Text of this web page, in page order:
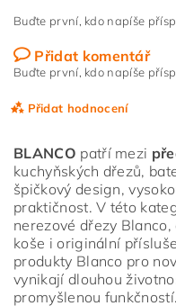
Buďte první, kdo napíše
Přidat komentář
Buďte první, kdo napíše
Přidat hodnocení
BLANCO patří mezi
kuchyňských dřezů,
špičkový design,
praktičnost. V této
nerezové dřezy
koše i originální
produkty Blanco pro
vynikají dlouhou
promyšlenou funkčností.